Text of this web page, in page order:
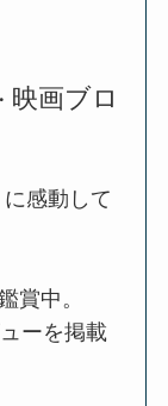
・ 映画ブロ
感動して
賞中。
ーを掲載